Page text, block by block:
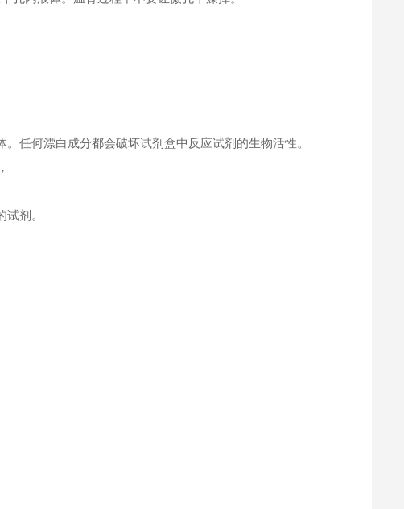
任何漂白成分都会破坏试剂盒中反应试剂的生物活性。
剂。